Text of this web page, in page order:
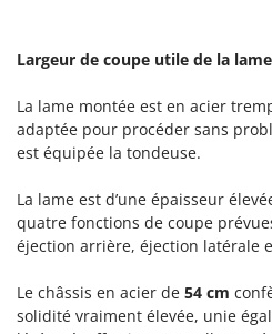
McCulloch
MCH
Mille
Minox
More than chef
Largeur de coupe utile de la
La lame montée est en acier
adaptée pour procéder sans
est équipée la tondeuse.
La lame est d’une épaisseur
quatre fonctions de coupe
éjection arrière, éjection latérale
Le châssis en acier de 54 cm
solidité vraiment élevée, unie